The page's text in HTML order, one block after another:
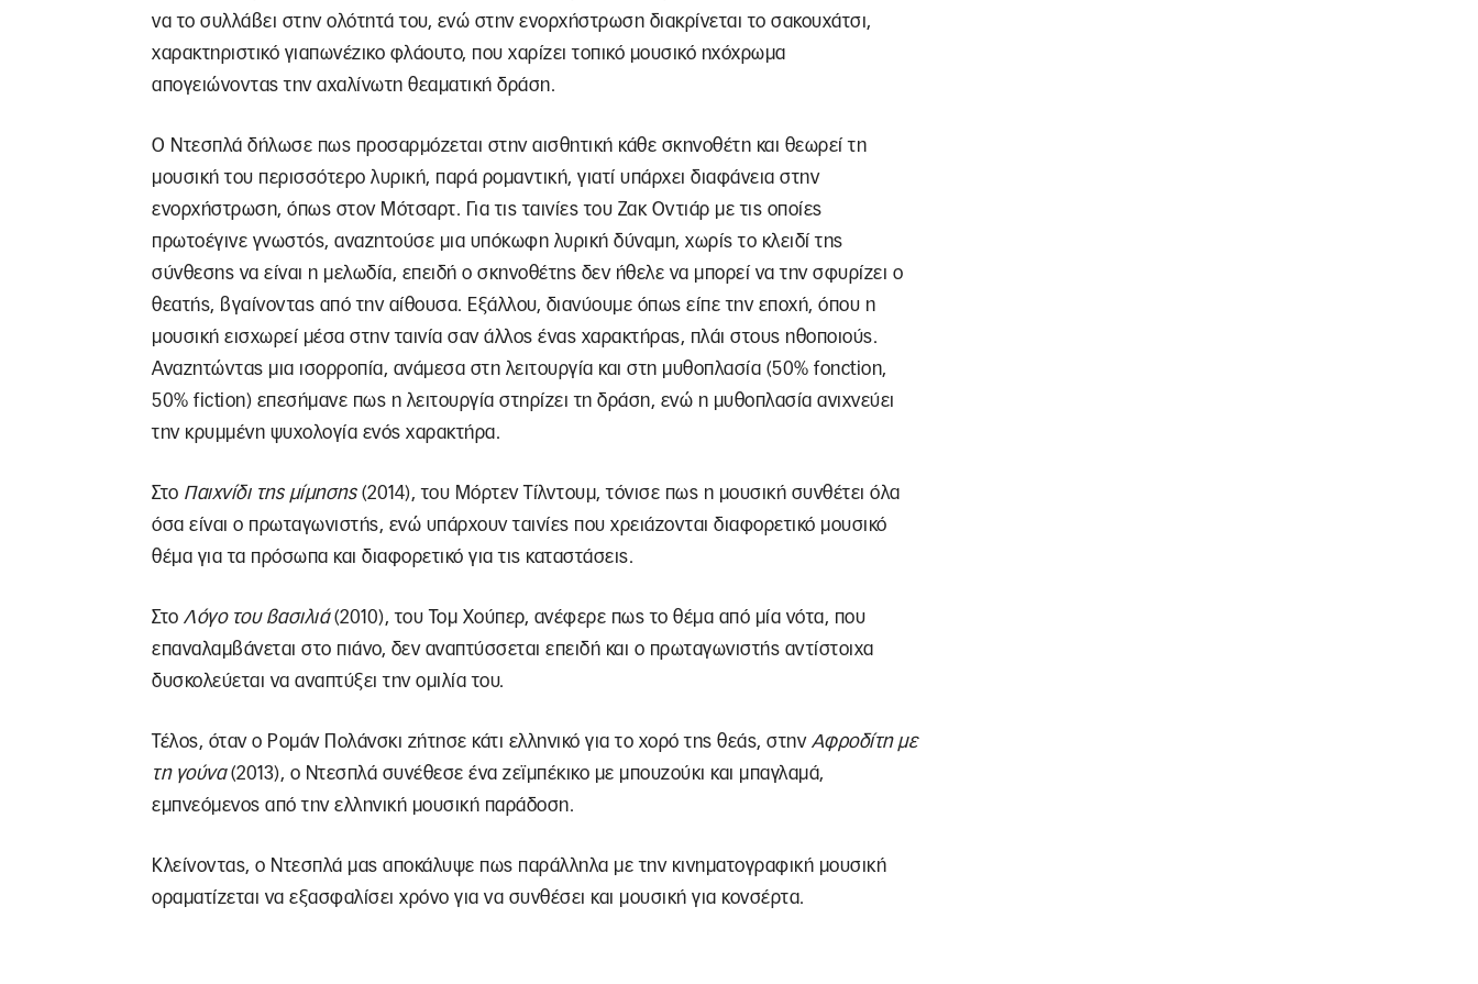
να το συλλάβει στην ολότητά του, ενώ στην ενορχήστρωση διακρίνεται το σακουχάτσι,
χαρακτηριστικό γιαπωνέζικο φλάουτο, που χαρίζει τοπικό μουσικό ηχόχρωμα
απογειώνοντας την αχαλίνωτη θεαματική δράση.
Ο Ντεσπλά δήλωσε πως προσαρμόζεται στην αισθητική κάθε σκηνοθέτη και θεωρεί τη
μουσική του περισσότερο λυρική, παρά ρομαντική, γιατί υπάρχει διαφάνεια στην
ενορχήστρωση, όπως στον Μότσαρτ. Για τις ταινίες του Ζακ Οντιάρ με τις οποίες
πρωτοέγινε γνωστός, αναζητούσε μια υπόκωφη λυρική δύναμη, χωρίς το κλειδί της
σύνθεσης να είναι η μελωδία, επειδή ο σκηνοθέτης δεν ήθελε να μπορεί να την σφυρίζει ο
θεατής, βγαίνοντας από την αίθουσα. Εξάλλου, διανύουμε όπως είπε την εποχή, όπου η
μουσική εισχωρεί μέσα στην ταινία σαν άλλος ένας χαρακτήρας, πλάι στους ηθοποιούς.
Αναζητώντας μια ισορροπία, ανάμεσα στη λειτουργία και στη μυθοπλασία (50% fonction,
50% fiction) επεσήμανε πως η λειτουργία στηρίζει τη δράση, ενώ η μυθοπλασία ανιχνεύει
την κρυμμένη ψυχολογία ενός χαρακτήρα.
Στο Παιχνίδι της μίμησης(2014), του Μόρτεν Τίλντουμ, τόνισε πως η μουσική συνθέτει όλα
όσα είναι ο πρωταγωνιστής, ενώ υπάρχουν ταινίες που χρειάζονται διαφορετικό μουσικό
θέμα για τα πρόσωπα και διαφορετικό για τις καταστάσεις.
Στο Λόγο του βασιλιά(2010), του Τομ Χούπερ, ανέφερε πως το θέμα από μία νότα, που
επαναλαμβάνεται στο πιάνο, δεν αναπτύσσεται επειδή και ο πρωταγωνιστής αντίστοιχα
δυσκολεύεται να αναπτύξει την ομιλία του.
Τέλος, όταν ο Ρομάν Πολάνσκι ζήτησε κάτι ελληνικό για το χορό της θεάς, στην Αφροδίτη με
τη γούνα(2013), ο Ντεσπλά συνέθεσε ένα ζεϊμπέκικο με μπουζούκι και μπαγλαμά,
εμπνεόμενος από την ελληνική μουσική παράδοση.
Κλείνοντας, ο Ντεσπλά μας αποκάλυψε πως παράλληλα με την κινηματογραφική μουσική
οραματίζεται να εξασφαλίσει χρόνο για να συνθέσει και μουσική για κονσέρτα.